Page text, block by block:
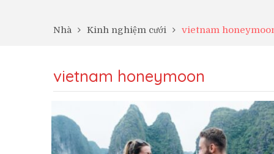
Nhà Kinh nghiệm cưới vietnam
vietnam honeymoon